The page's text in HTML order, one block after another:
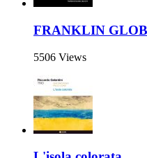
FRANKLIN
5506 Views